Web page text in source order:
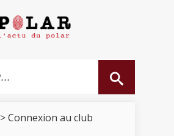
> Connexion au club